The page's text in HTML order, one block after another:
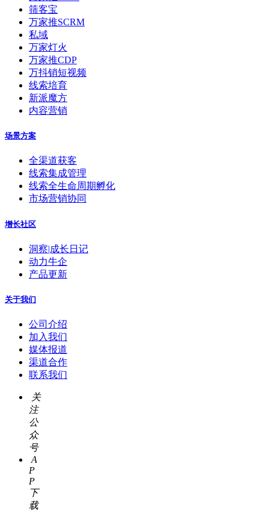
筛客宝
万家推SCRM
私域
万家灯火
万家推CDP
万抖销短视频
线索培育
新派魔方
内容营销
场景方案
全渠道获客
线索集成管理
线索全生命周期孵化
市场营销协同
增长社区
洞察|成长日记
动力牛企
产品更新
关于我们
公司介绍
加入我们
媒体报道
渠道合作
联系我们
关
注
公
众
号
A
P
P
下
载